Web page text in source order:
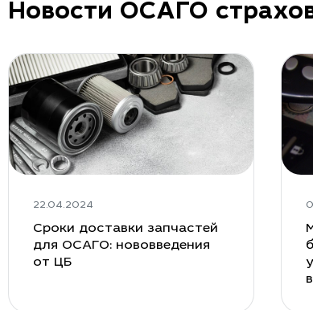
Новости ОСАГО
22.04.2024
Сроки доставки запчастей
для ОСАГО: нововведения
от ЦБ